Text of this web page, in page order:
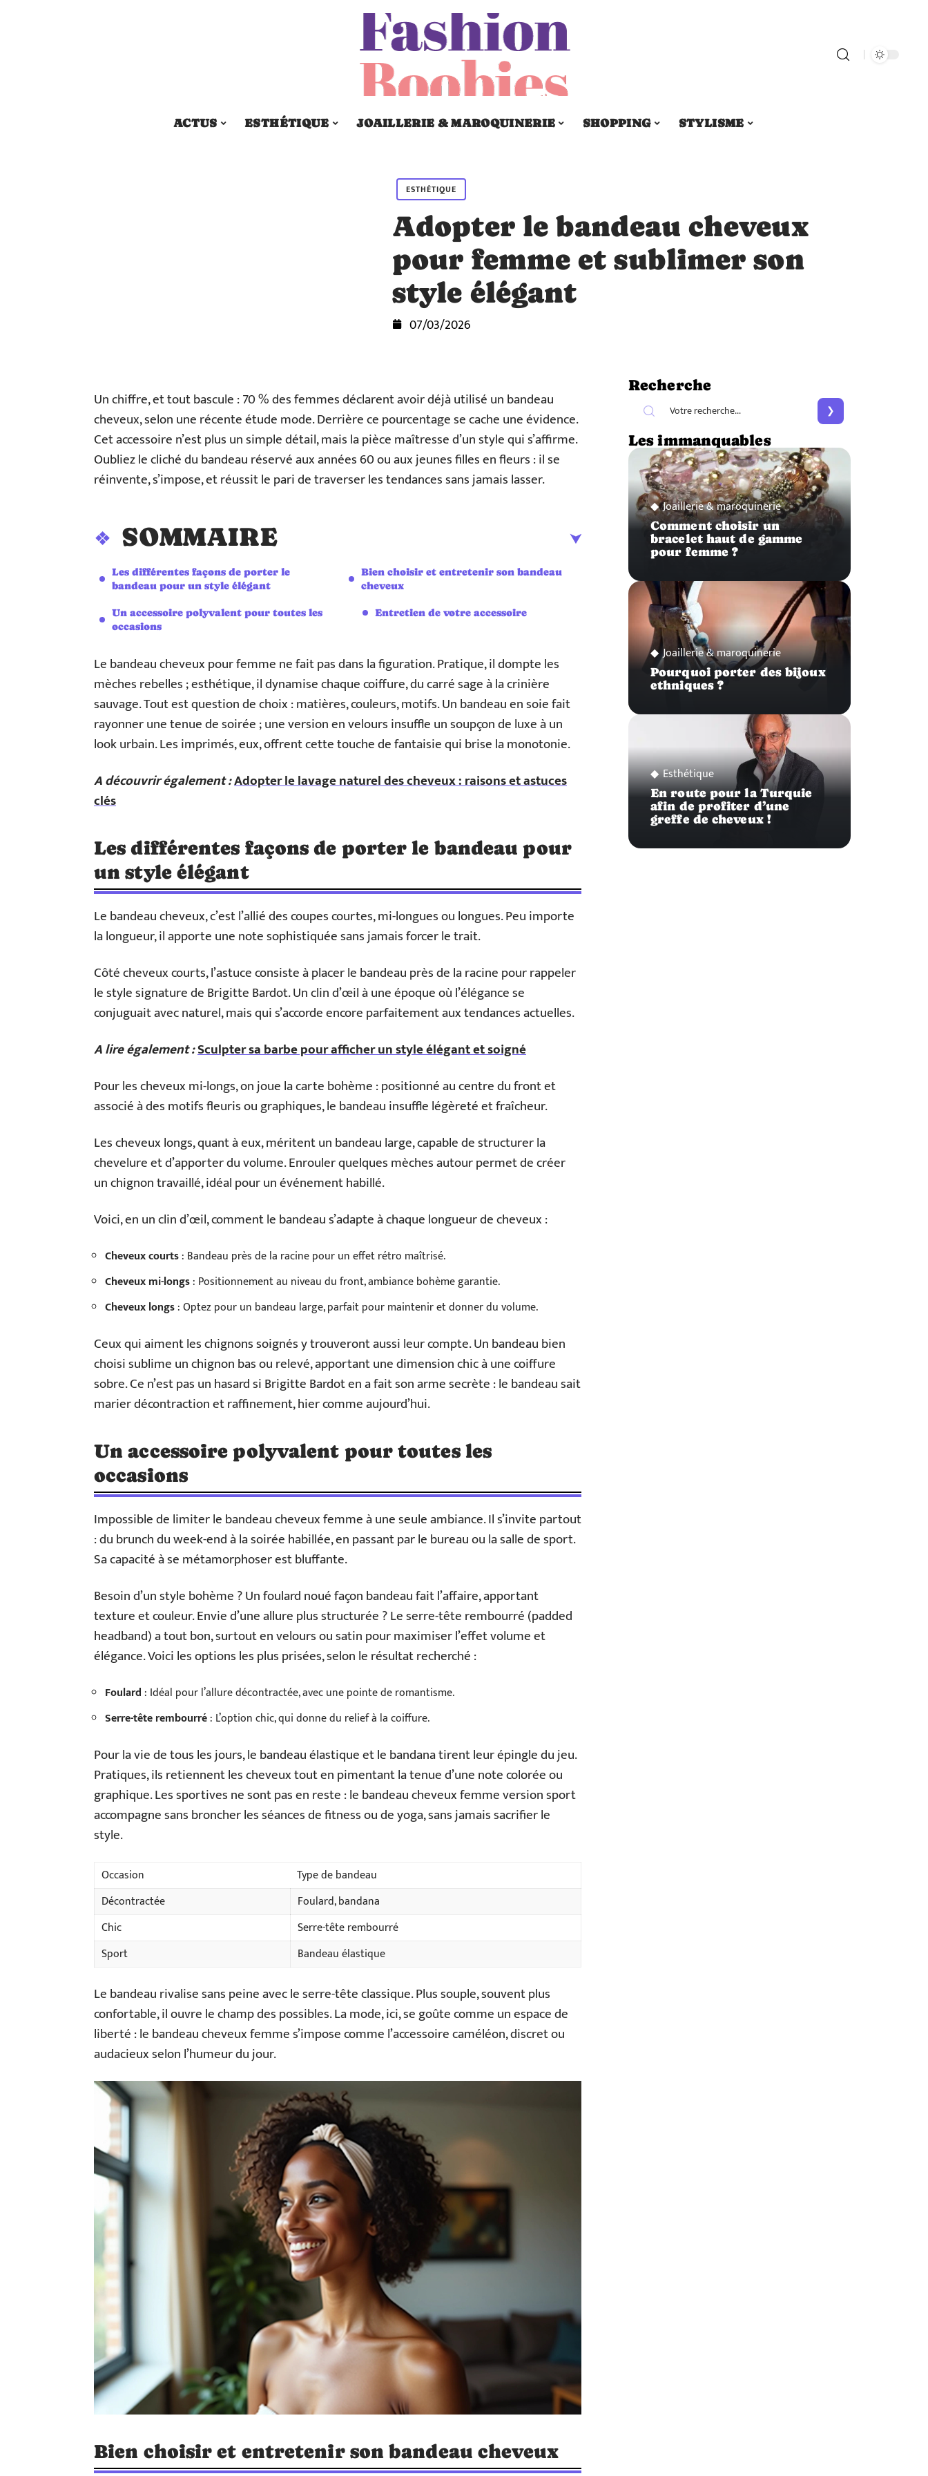
ACTUS ESTHÉTIQUE JOAILLERIE & MAROQUINERIE SHOPPING STYLISME
ESTHÉTIQUE
Adopter le bandeau cheveux
pour femme et sublimer son
style élégant
07/03/2026
Un chiffre, et tout bascule : 70 % des femmes déclarent avoir déjà utilisé un bandeau
cheveux, selon une récente étude mode. Derrière ce pourcentage se cache une évidence.
Cet accessoire n’est plus un simple détail, mais la pièce maîtresse d’un style qui s’affirme.
Oubliez le cliché du bandeau réservé aux années 60 ou aux jeunes filles en fleurs : il se
réinvente, s’impose, et réussit le pari de traverser les tendances sans jamais lasser.
SOMMAIRE
Les différentes façons de porter le
bandeau pour un style élégant
Un accessoire polyvalent pour toutes les
occasions
Bien choisir et entretenir son bandeau
cheveux
Entretien de votre accessoire
Le bandeau cheveux pour femme ne fait pas dans la figuration. Pratique, il dompte les
mèches rebelles ; esthétique, il dynamise chaque coiffure, du carré sage à la crinière
sauvage. Tout est question de choix : matières, couleurs, motifs. Un bandeau en soie fait
rayonner une tenue de soirée ; une version en velours insuffle un soupçon de luxe à un
look urbain. Les imprimés, eux, offrent cette touche de fantaisie qui brise la monotonie.
A découvrir également :Adopter le lavage naturel des cheveux : raisons et astuces
clés
Les différentes façons de porter le bandeau pour
un style élégant
Le bandeau cheveux, c’est l’allié des coupes courtes, mi-longues ou longues. Peu importe
la longueur, il apporte une note sophistiquée sans jamais forcer le trait.
Côté cheveux courts, l’astuce consiste à placer le bandeau près de la racine pour rappeler
le style signature de Brigitte Bardot. Un clin d’œil à une époque où l’élégance se
conjuguait avec naturel, mais qui s’accorde encore parfaitement aux tendances actuelles.
A lire également :Sculpter sa barbe pour afficher un style élégant et soigné
Pour les cheveux mi-longs, on joue la carte bohème : positionné au centre du front et
associé à des motifs fleuris ou graphiques, le bandeau insuffle légèreté et fraîcheur.
Les cheveux longs, quant à eux, méritent un bandeau large, capable de structurer la
chevelure et d’apporter du volume. Enrouler quelques mèches autour permet de créer
un chignon travaillé, idéal pour un événement habillé.
Voici, en un clin d’œil, comment le bandeau s’adapte à chaque longueur de cheveux :
Cheveux courts: Bandeau près de la racine pour un effet rétro maîtrisé.
Cheveux mi-longs: Positionnement au niveau du front, ambiance bohème garantie.
Cheveux longs: Optez pour un bandeau large, parfait pour maintenir et donner du volume.
Ceux qui aiment les chignons soignés y trouveront aussi leur compte. Un bandeau bien
choisi sublime un chignon bas ou relevé, apportant une dimension chic à une coiffure
sobre. Ce n’est pas un hasard si Brigitte Bardot en a fait son arme secrète : le bandeau sait
marier décontraction et raffinement, hier comme aujourd’hui.
Un accessoire polyvalent pour toutes les
occasions
Impossible de limiter le bandeau cheveux femme à une seule ambiance. Il s’invite partout
: du brunch du week-end à la soirée habillée, en passant par le bureau ou la salle de sport.
Sa capacité à se métamorphoser est bluffante.
Besoin d’un style bohème ? Un foulard noué façon bandeau fait l’affaire, apportant
texture et couleur. Envie d’une allure plus structurée ? Le serre-tête rembourré (padded
headband) a tout bon, surtout en velours ou satin pour maximiser l’effet volume et
élégance. Voici les options les plus prisées, selon le résultat recherché :
Foulard : Idéal pour l’allure décontractée, avec une pointe de romantisme.
Serre-tête rembourré: L’option chic, qui donne du relief à la coiffure.
Pour la vie de tous les jours, le bandeau élastique et le bandana tirent leur épingle du jeu.
Pratiques, ils retiennent les cheveux tout en pimentant la tenue d’une note colorée ou
graphique. Les sportives ne sont pas en reste : le bandeau cheveux femme version sport
accompagne sans broncher les séances de fitness ou de yoga, sans jamais sacrifier le
style.
Occasion
Type de bandeau
Décontractée
Foulard, bandana
Chic
Serre-tête rembourré
Sport
Bandeau élastique
Le bandeau rivalise sans peine avec le serre-tête classique. Plus souple, souvent plus
confortable, il ouvre le champ des possibles. La mode, ici, se goûte comme un espace de
liberté : le bandeau cheveux femme s’impose comme l’accessoire caméléon, discret ou
audacieux selon l’humeur du jour.
Bien choisir et entretenir son bandeau cheveux
Recherche
Les immanquables
Joaillerie & maroquinerie
Comment choisir un
bracelet haut de gamme
pour femme ?
Joaillerie & maroquinerie
Pourquoi porter des bijoux
ethniques ?
Esthétique
En route pour la Turquie
afin de profiter d’une
greffe de cheveux !